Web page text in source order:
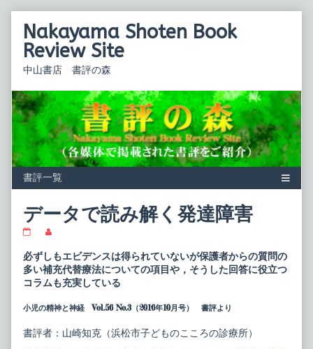
contentNakayama Shoten Book
Review Site
中山書店 書評の森
データで読み解く発達障害
タ
で
読
み
く
発
障
posts
by
the
author
デ
ー
で
必ずしもエビデンスは得られていないが保護者からの質問の
多い補充代替療法についての項目や，そうした回答に役立つ
コラムも充実している
小児の精神と神経 Vol.56 No.3（2016年10月号） 書評より
書評者：山崎知克（浜松市子どものこころの診療所）